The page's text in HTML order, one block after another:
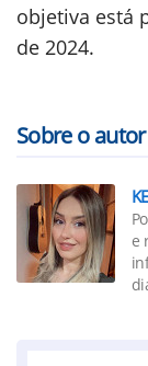
objetiva está
de 2024.
Sobre o autor
e